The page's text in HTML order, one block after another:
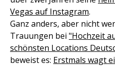
Vegas auf Instagram.
Ganz anders, aber nicht
Trauungen bei "Hochzeit
schönsten Locations
beweist es: Erstmals wagt